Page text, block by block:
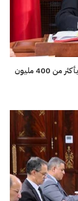
صدر بالرائد الرسمي: الموافقة على قرض بأكثر من 400 مليون